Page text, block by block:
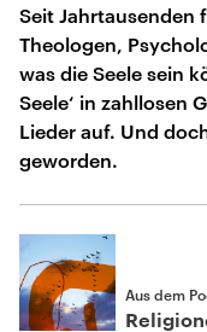
Seit Jahrtausenden
Theologen,
was die Seele sein
Seele‘ in zahllosen
Lieder auf. Und
geworden.
Aus dem